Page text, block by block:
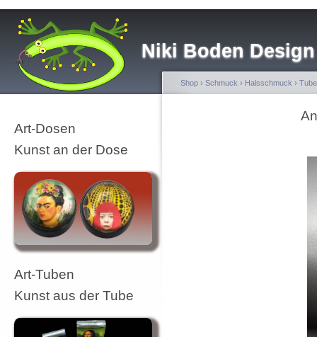
Niki Boden Design
Art-Dosen
Kunst an der Dose
Art-Tuben
Kunst aus der Tube
Shop › Schmuck › Halsschmuck ›